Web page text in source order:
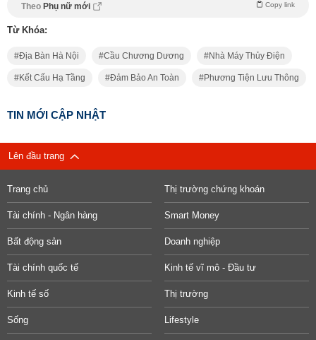
Theo Phụ nữ mới Copy link
Từ Khóa:
Địa Bàn Hà Nội Cầu Chương Dương Nhà Máy Thủy Điện
Kết Cấu Hạ Tầng Đảm Bảo An Toàn Phương Tiện Lưu Thông
TIN MỚI CẬP NHẬT
Lên đầu trang
Trang chủ Thị trường chứng khoán
Tài chính - Ngân hàng Smart Money
Bất động sản Doanh nghiệp
Tài chính quốc tế Kinh tế vĩ mô - Đầu tư
Kinh tế số Thị trường
Sống Lifestyle